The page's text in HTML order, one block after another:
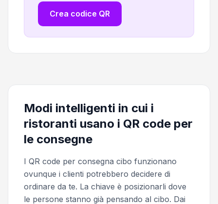
Crea codice QR
Modi intelligenti in cui i
ristoranti usano i QR code per
le consegne
I QR code per consegna cibo funzionano
ovunque i clienti potrebbero decidere di
ordinare da te. La chiave è posizionarli dove
le persone stanno già pensando al cibo. Dai